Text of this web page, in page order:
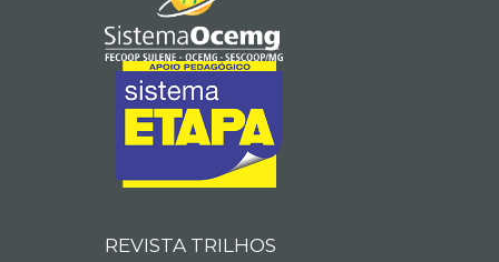
REVISTA TRILHOS